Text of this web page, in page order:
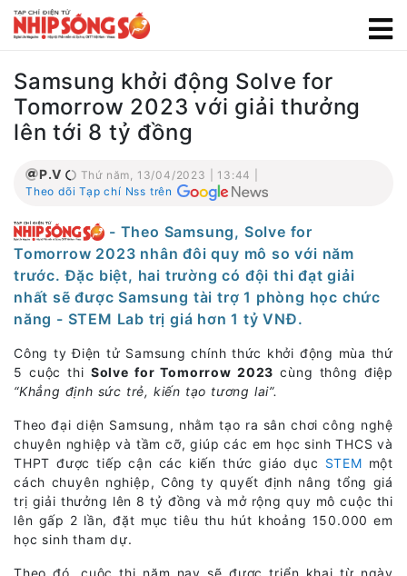
Samsung khởi động Solve for
Tomorrow 2023 với giải thưởng
lên tới 8 tỷ đồng
P.V
Thứ năm, 13/04/2023 | 13:44 |
Theo dõi Tạp chí Nss trên
- Theo Samsung, Solve for
Tomorrow 2023 nhân đôi quy mô so với năm
trước. Đặc biệt, hai trường có đội thi đạt giải
nhất sẽ được Samsung tài trợ 1 phòng học chức
năng - STEM Lab trị giá hơn 1 tỷ VNĐ.
Công ty Điện tử Samsung chính thức khởi động mùa thứ
5 cuộc thi Solve for Tomorrow 2023 cùng thông điệp
“Khẳng định sức trẻ, kiến tạo tương lai”.
Theo đại diện Samsung, nhằm tạo ra sân chơi công nghệ
chuyên nghiệp và tầm cỡ, giúp các em học sinh THCS và
THPT được tiếp cận các kiến thức giáo dục STEM một
cách chuyên nghiệp, Công ty quyết định nâng tổng giá
trị giải thưởng lên 8 tỷ đồng và mở rộng quy mô cuộc thi
lên gấp 2 lần, đặt mục tiêu thu hút khoảng 150.000 em
học sinh tham dự.
Theo đó, cuộc thi năm nay sẽ được triển khai từ ngày